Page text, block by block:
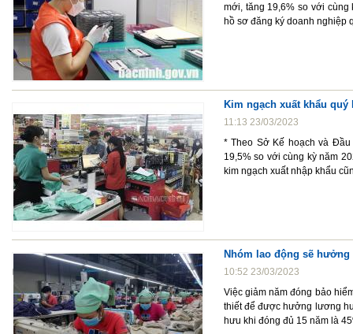
mới, tăng 19,6% so với cùng
hồ sơ đăng ký doanh nghiệp
Kim ngạch xuất khẩu
11:13 23/03/2023
* Theo Sở Kế hoạch và
19,5% so với cùng kỳ năm
kim ngạch xuất nhập khẩu
Nhóm lao động sẽ
10:52 23/03/2023
Việc giảm năm đóng bảo
thiết để được hưởng lương
hưu khi đóng đủ 15 năm là